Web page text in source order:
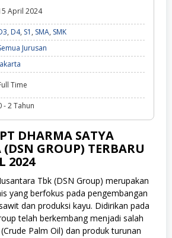
April 2024
, D4, S1 , SMA, SMK
Jurusan
Time
- 2 Tahun
DHARMA SATYA
GROUP) TERBARU
2024
Tbk (DSN Group) merupakan
yang berfokus pada pengembangan
dan produksi kayu. Didirikan pada
telah berkembang menjadi salah
Palm Oil) dan produk turunan